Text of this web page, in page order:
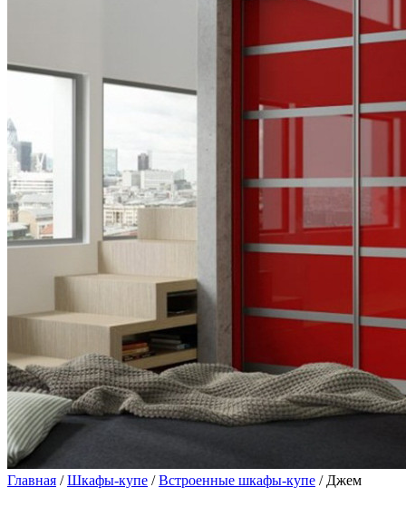
Главная /Шкафы-купе /Встроенные шкафы-купе / Джем